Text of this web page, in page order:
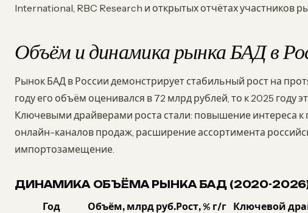
International, RBC Research и открытых отчётах участников
Объём и динамика рынка БАД в
Рынок БАД в России демонстрирует стабильный рост на
году его объём оценивался в 72 млрд рублей, то к 2025 году
Ключевыми драйверами роста стали: повышение интереса
онлайн-каналов продаж, расширение ассортимента
импортозамещение.
ДИНАМИКА ОБЪЁМА РЫНКА БАД (2020-
Год
Объём, млрд руб.Рост, % г/г Ключевой